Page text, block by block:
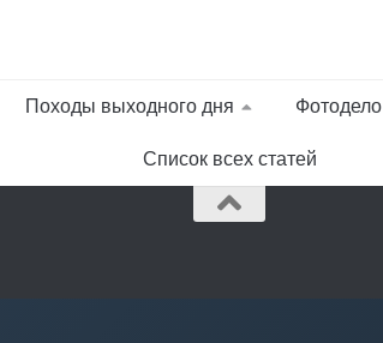
Походы выходного дня Фотодело
Список всех статей